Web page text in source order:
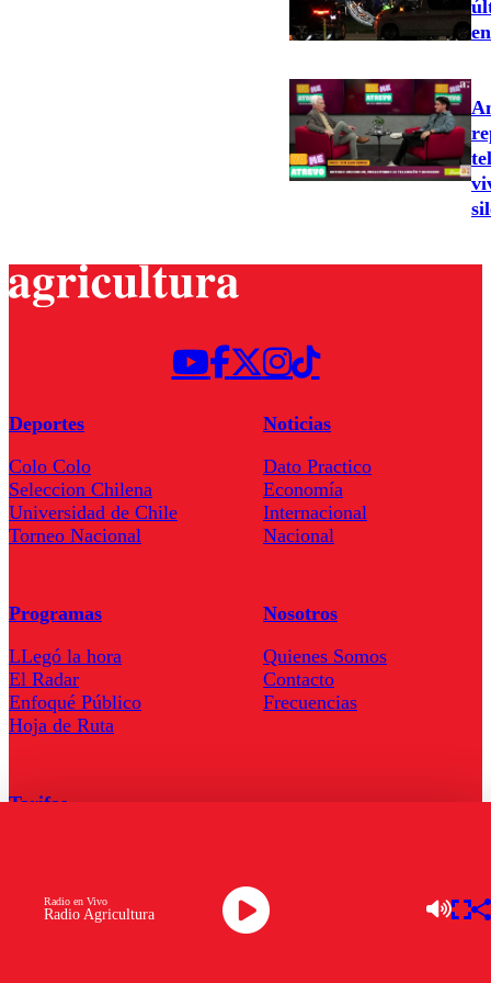
Radio Agricultura
Radio en Vivo
Deportes
Colo Colo
Seleccion Chilena
Universidad de Chile
Torneo Nacional
Noticias
Dato Practico
Economía
Internacional
Nacional
Programas
LLegó la hora
El Radar
Enfoqué Público
Hoja de Ruta
Nosotros
Quienes Somos
Contacto
Frecuencias
Tarifas